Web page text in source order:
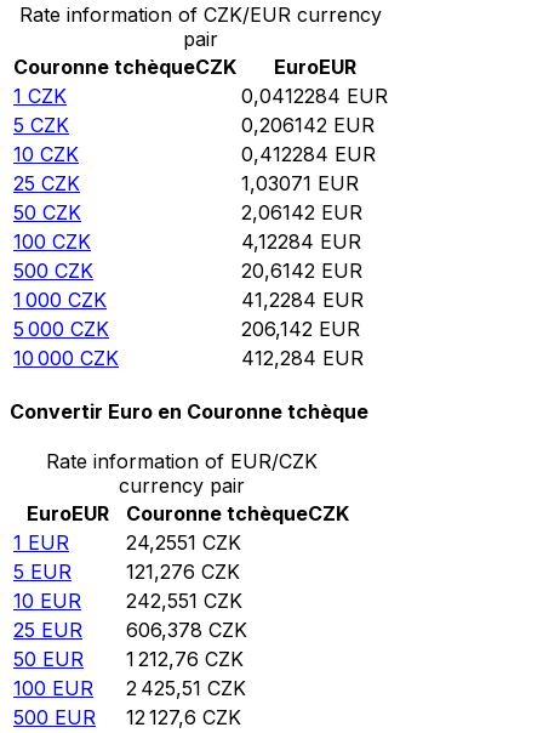
Rate information of CZK/EUR currency
pair
Couronne tchèqueCZK EuroEUR
1 CZK 0,0412284 EUR
5 CZK 0,206142 EUR
10 CZK 0,412284 EUR
25 CZK 1,03071 EUR
50 CZK 2,06142 EUR
100 CZK 4,12284 EUR
500 CZK 20,6142 EUR
1 000 CZK 41,2284 EUR
5 000 CZK 206,142 EUR
10 000 CZK 412,284 EUR
Convertir Euro en Couronne tchèque
Rate information of EUR/CZK
currency pair
EuroEUR Couronne tchèqueCZK
1 EUR 24,2551 CZK
5 EUR 121,276 CZK
10 EUR 242,551 CZK
25 EUR 606,378 CZK
50 EUR 1 212,76 CZK
100 EUR 2 425,51 CZK
500 EUR 12 127,6 CZK